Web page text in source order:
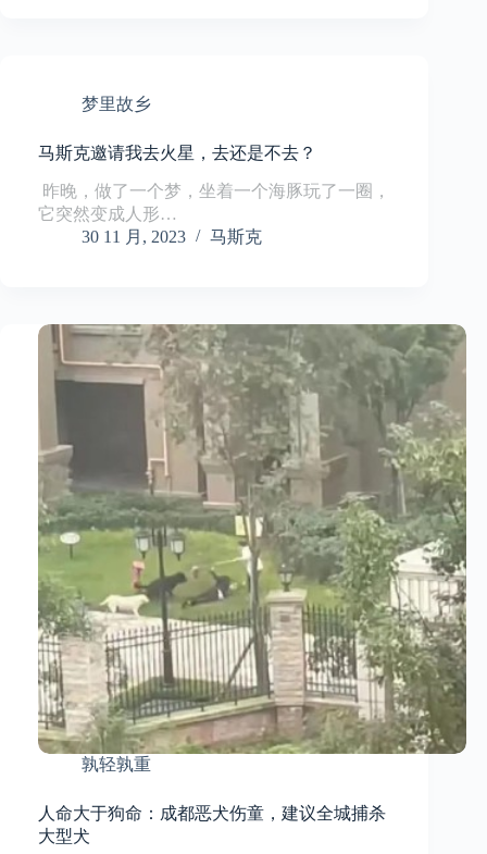
梦里故乡
马斯克邀请我去火星，去还是不去？
​ 昨晚，做了一个梦，坐着一个海豚玩了一圈，
它突然变成人形…
30 11 月, 2023
马斯克
孰轻孰重
人命大于狗命：成都恶犬伤童，建议全城捕杀
大型犬